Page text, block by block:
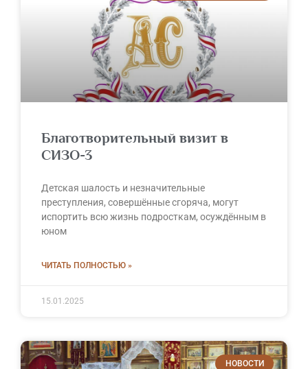
Благотворительный визит в
СИЗО-3
Детская шалость и незначительные
преступления, совершённые сгоряча, могут
испортить всю жизнь подросткам, осуждённым в
юном
ЧИТАТЬ ПОЛНОСТЬЮ »
15.01.2025
НОВОСТИ